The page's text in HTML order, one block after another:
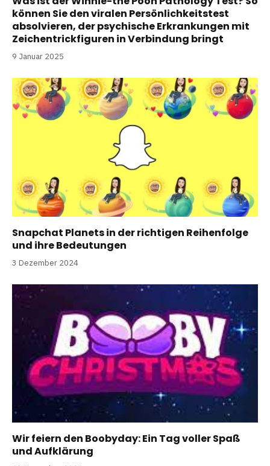
können Sie den viralen Persönlichkeitstest
absolvieren, der psychische Erkrankungen mit
Zeichentrickfiguren in Verbindung bringt
9 Januar 2025
Snapchat Planets in der richtigen Reihenfolge
und ihre Bedeutungen
3 Dezember 2024
Wir feiern den Boobyday: Ein Tag voller Spaß
und Aufklärung